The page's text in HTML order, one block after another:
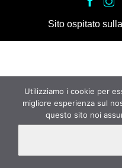
Sito ospitato
Utilizziamo i cookie per
migliore esperienza sul
questo sito noi